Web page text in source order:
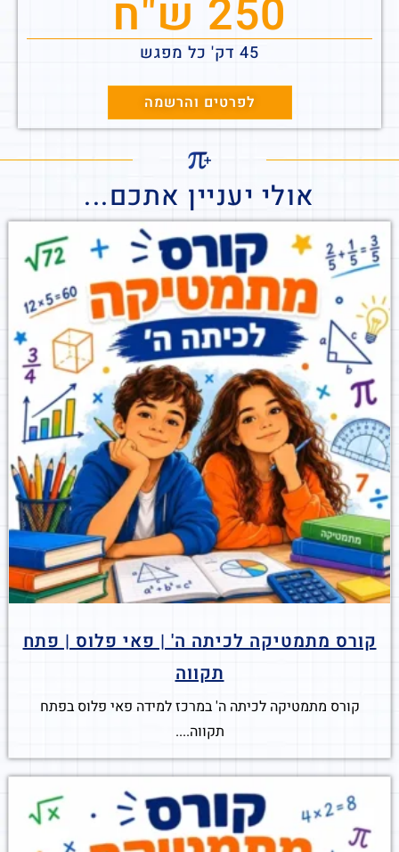
250 ש"ח
45 דק' כל מפגש
לפרטים והרשמה
אולי יעניין אתכם...
קורס מתמטיקה לכיתה ה' | פאי פלוס | פתח
תקווה
קורס מתמטיקה לכיתה ה' במרכז למידה פאי פלוס בפתח
תקווה....